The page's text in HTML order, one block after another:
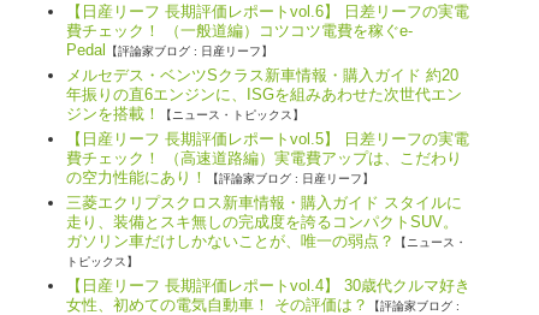
【日産リーフ 長期評価レポートvol.6】 日差リーフの実電
費チェック！ （一般道編）コツコツ電費を稼ぐe-
Pedal
【評論家ブログ : 日産リーフ】
メルセデス・ベンツSクラス新車情報・購入ガイド 約20
年振りの直6エンジンに、ISGを組みあわせた次世代エン
ジンを搭載！
【ニュース・トピックス】
【日産リーフ 長期評価レポートvol.5】 日差リーフの実電
費チェック！ （高速道路編）実電費アップは、こだわり
の空力性能にあり！
【評論家ブログ : 日産リーフ】
三菱エクリプスクロス新車情報・購入ガイド スタイルに
走り、装備とスキ無しの完成度を誇るコンパクトSUV。
ガソリン車だけしかないことが、唯一の弱点？
【ニュース・
トピックス】
【日産リーフ 長期評価レポートvol.4】 30歳代クルマ好き
女性、初めての電気自動車！ その評価は？
【評論家ブログ :